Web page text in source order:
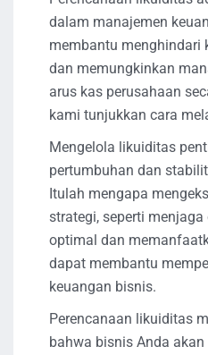
dalam manajemen
membantu menghindari
dan memungkinkan
arus kas perusahaan
kami tunjukkan cara
Mengelola likuiditas
pertumbuhan dan
Itulah mengapa
strategi, seperti
optimal dan
dapat membantu
keuangan bisnis.
Perencanaan likuiditas
bahwa bisnis Anda